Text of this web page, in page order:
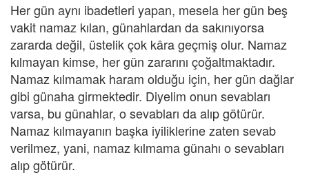
Her gün aynı ibadetleri yapan, mesela her gün beş
vakit namaz kılan, günahlardan da sakınıyorsa
zararda değil, üstelik çok kâra geçmiş olur. Namaz
kılmayan kimse, her gün zararını çoğaltmaktadır.
Namaz kılmamak haram olduğu için, her gün dağlar
gibi günaha girmektedir. Diyelim onun sevabları
varsa, bu günahlar, o sevabları da alıp götürür.
Namaz kılmayanın başka iyiliklerine zaten sevab
verilmez, yani, namaz kılmama günahı o sevabları
alıp götürür.